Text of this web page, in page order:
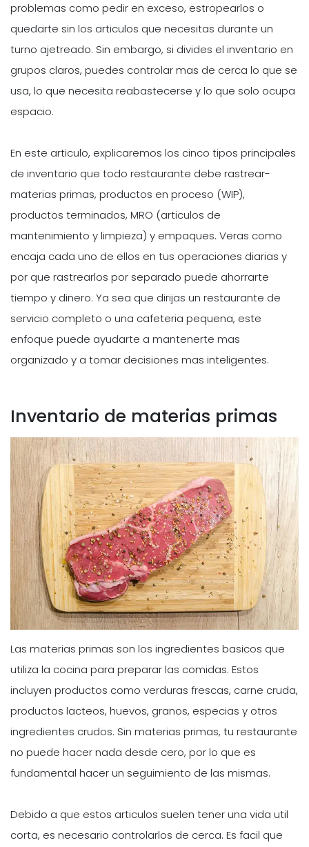
problemas como pedir en exceso, estropearlos o
quedarte sin los articulos que necesitas durante un
turno ajetreado. Sin embargo, si divides el inventario en
grupos claros, puedes controlar mas de cerca lo que se
usa, lo que necesita reabastecerse y lo que solo ocupa
espacio.
En este articulo, explicaremos los cinco tipos principales
de inventario que todo restaurante debe rastrear-
materias primas, productos en proceso (WIP),
productos terminados, MRO (articulos de
mantenimiento y limpieza) y empaques. Veras como
encaja cada uno de ellos en tus operaciones diarias y
por que rastrearlos por separado puede ahorrarte
tiempo y dinero. Ya sea que dirijas un restaurante de
servicio completo o una cafeteria pequena, este
enfoque puede ayudarte a mantenerte mas
organizado y a tomar decisiones mas inteligentes.
Inventario de materias primas
Las materias primas son los ingredientes basicos que
utiliza la cocina para preparar las comidas. Estos
incluyen productos como verduras frescas, carne cruda,
productos lacteos, huevos, granos, especias y otros
ingredientes crudos. Sin materias primas, tu restaurante
no puede hacer nada desde cero, por lo que es
fundamental hacer un seguimiento de las mismas.
Debido a que estos articulos suelen tener una vida util
corta, es necesario controlarlos de cerca. Es facil que